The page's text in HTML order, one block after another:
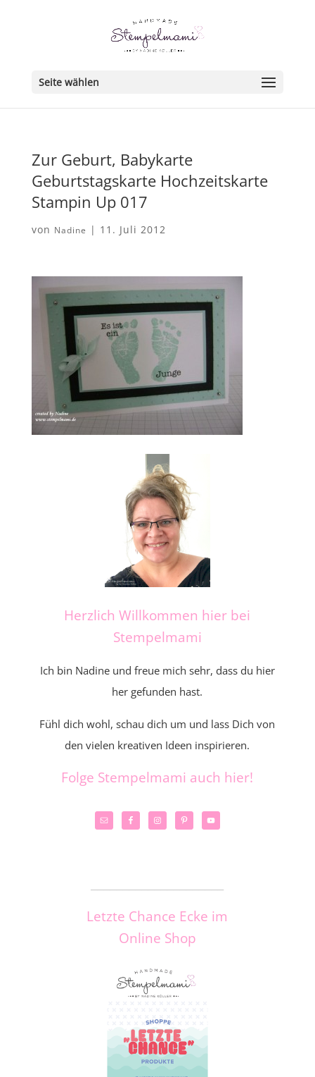
Seite wählen
Zur Geburt, Babykarte
Geburtstagskarte Hochzeitskarte
Stampin Up 017
von Nadine | 11. Juli 2012
Herzlich Willkommen hier bei
Stempelmami
Ich bin Nadine und freue mich sehr, dass du hier
her gefunden hast.
Fühl dich wohl, schau dich um und lass Dich von
den vielen kreativen Ideen inspirieren.
Folge Stempelmami auch hier!
Letzte Chance Ecke im
Online Shop